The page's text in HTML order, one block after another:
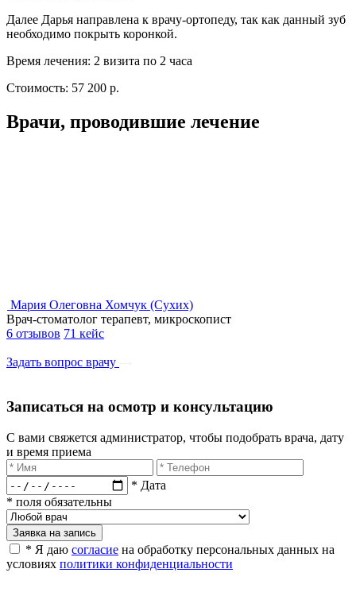
Далее Дарья направлена к врачу-ортопеду, так как данный зуб
необходимо покрыть коронкой.
Время лечения: 2 визита по 2 часа
Стоимость: 57 200 р.
Врачи, проводившие лечение
Мария Олеговна Хомчук (Сухих)
Врач-стоматолог терапевт, микроскопист
6 отзывов 71 кейс
Задать вопрос врачу
Записаться на осмотр и консультацию​
С вами свяжется администратор, чтобы подобрать врача, дату
и время приема​
* Дата
* поля обязательны
Заявка на запись
* Я даю согласие на обработку персональных данных на
условиях политики конфиденциальности